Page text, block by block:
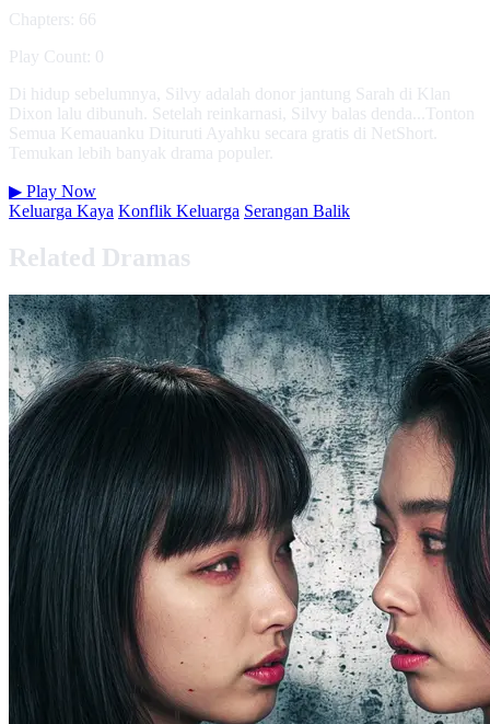
Chapters: 66
Play Count: 0
Di hidup sebelumnya, Silvy adalah donor jantung Sarah di Klan
Dixon lalu dibunuh. Setelah reinkarnasi, Silvy balas denda...Tonton
Semua Kemauanku Dituruti Ayahku secara gratis di NetShort.
Temukan lebih banyak drama populer.
▶ Play Now
Keluarga Kaya Konflik Keluarga Serangan Balik
Related Dramas